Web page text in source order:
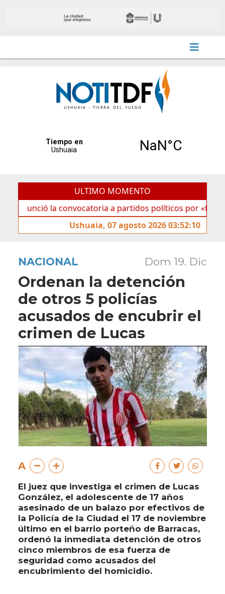
ULTIMO MOMENTO
la convocatoria a partidos políticos por «ficha limpia»
Ushuaia, 07 agosto 2026 03:52:10
NACIONAL Dom 19. Dic
Ordenan la detención
de otros 5 policías
acusados de encubrir el
crimen de Lucas
A
El juez que investiga el crimen de Lucas
González, el adolescente de 17 años
asesinado de un balazo por efectivos de
la Policía de la Ciudad el 17 de noviembre
último en el barrio porteño de Barracas,
ordenó la inmediata detención de otros
cinco miembros de esa fuerza de
seguridad como acusados del
encubrimiento del homicidio.